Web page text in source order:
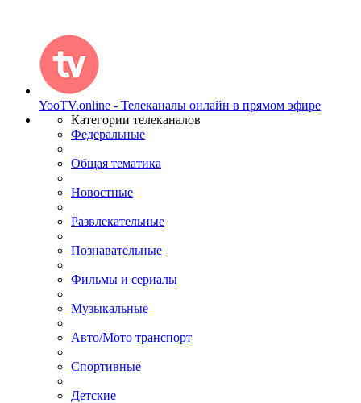
YooTV.online - Телеканалы онлайн в прямом эфире
Категории телеканалов
Федеральные
Общая тематика
Новостные
Развлекательные
Познавательные
Фильмы и сериалы
Музыкальные
Авто/Мото транспорт
Спортивные
Детские